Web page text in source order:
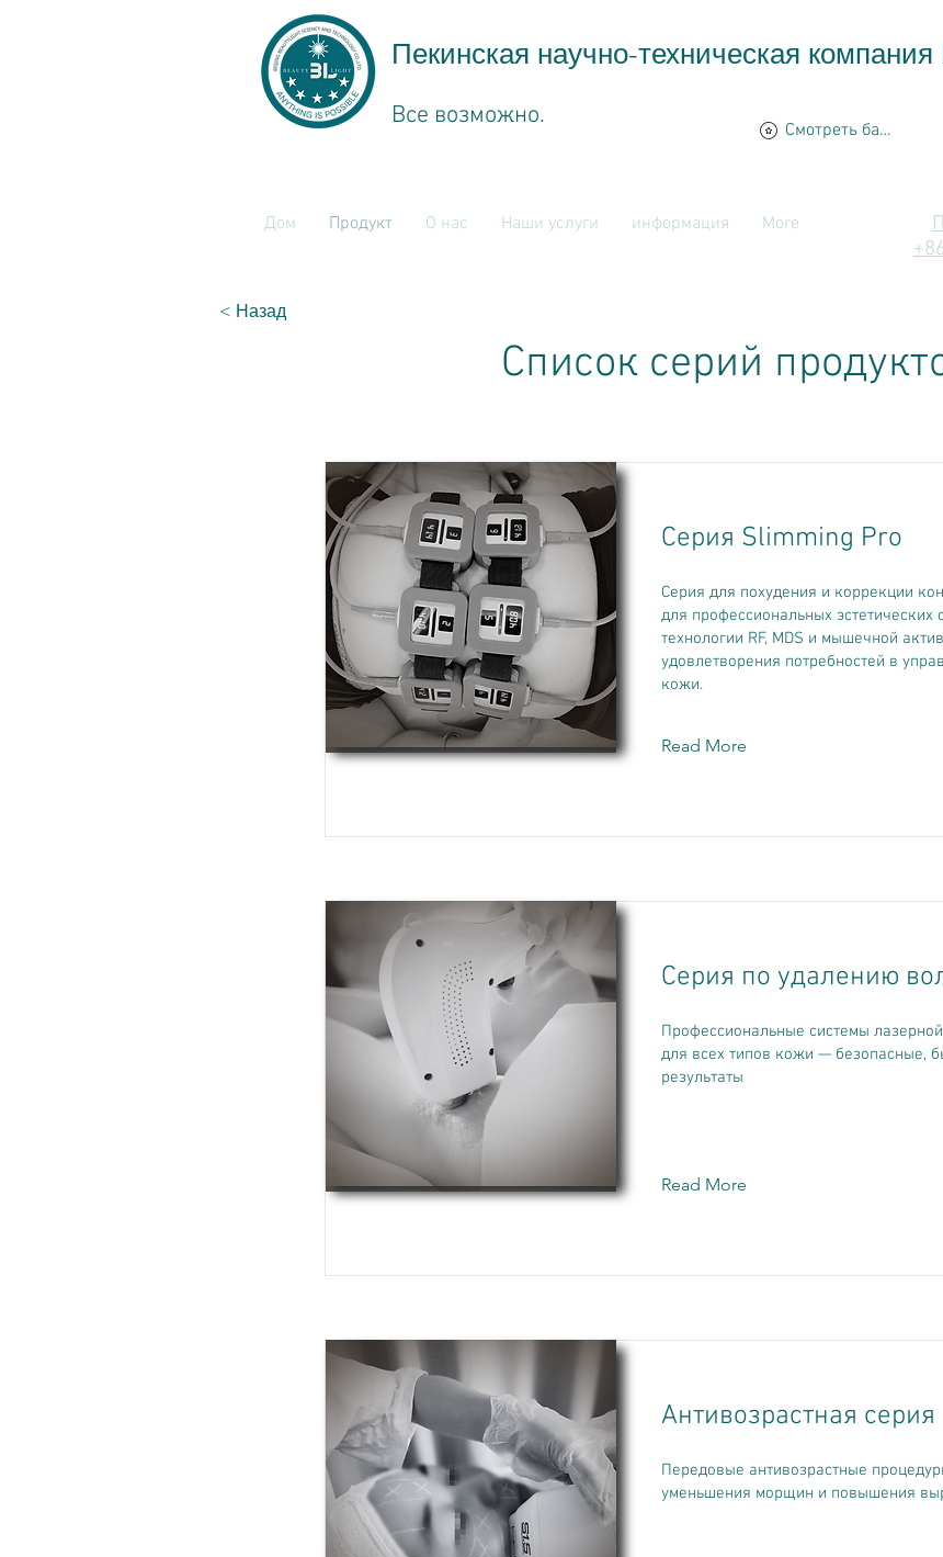
Пекинская научно-техническая
Все возможно. Смотреть баллы
Дом Продукт О нас Наши услуги информация More
Список серий
< Назад
Серия Slimming Pro
Серия для похудения и коррекции
для профессиональных
технологии RF, MDS и мышечной
удовлетворения потребностей в
кожи.
Read More
Серия по удалению
Профессиональные системы
для всех типов кожи — безопасные,
результаты
Read More
Антивозрастная серия
Передовые антивозрастные
уменьшения морщин и повышения